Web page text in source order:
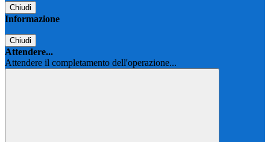
Chiudi
Informazione
Chiudi
Attendere...
Attendere il completamento dell'operazione...